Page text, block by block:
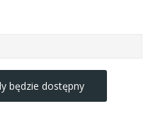
będzie dostępny